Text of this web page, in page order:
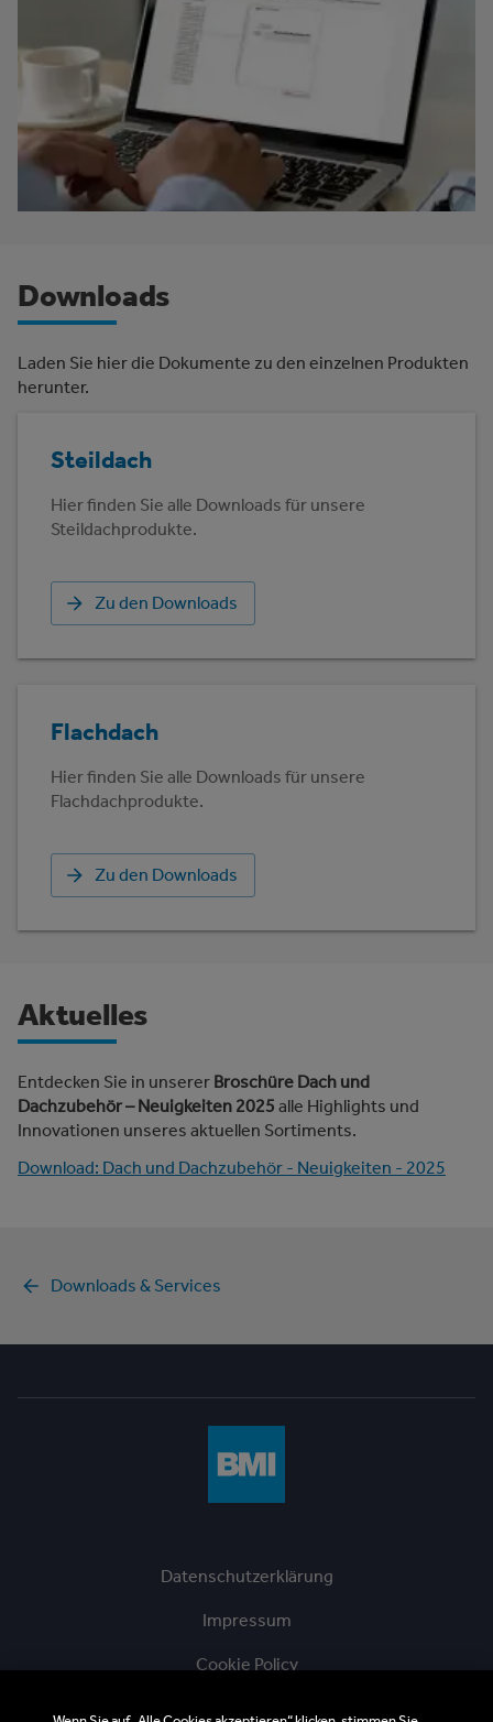
Downloads
Laden Sie hier die Dokumente zu den einzelnen Produkten
herunter.
Steildach
Hier finden Sie alle Downloads für unsere
Steildachprodukte.
Zu den Downloads
Flachdach
Hier finden Sie alle Downloads für unsere
Flachdachprodukte.
Zu den Downloads
Aktuelles
Entdecken Sie in unserer Broschüre Dach und
Dachzubehör – Neuigkeiten 2025 alle Highlights und
Innovationen unseres aktuellen Sortiments.
Download: Dach und Dachzubehör - Neuigkeiten - 2025
Downloads & Services
Datenschutzerklärung
Impressum
Cookie Policy